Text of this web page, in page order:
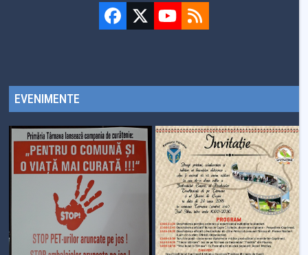
Facebook
TwitterYouTube
RSS
EVENIMENTE